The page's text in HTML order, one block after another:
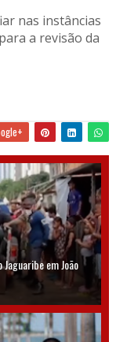
nas instâncias
a revisão da
em João